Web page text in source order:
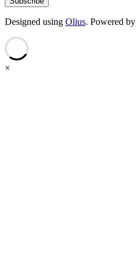
Designed using Olius. Powered by
×